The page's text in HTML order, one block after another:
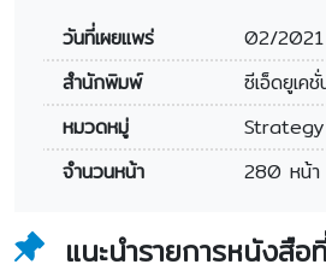
วันที่เผยแพร่
02/2021
สำนักพิมพ์
ซีเอ็ดยูเคชั่
หมวดหมู่
จำนวนหน้า
280 หน้า
แนะนำรายการหนังสื